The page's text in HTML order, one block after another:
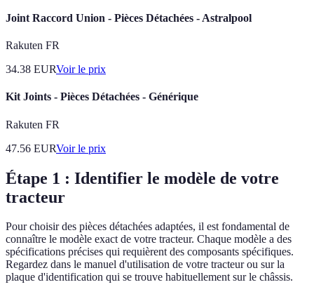
Joint Raccord Union - Pièces Détachées - Astralpool
Rakuten FR
34.38 EURVoir le prix
Kit Joints - Pièces Détachées - Générique
Rakuten FR
47.56 EURVoir le prix
Étape 1 : Identifier le modèle de votre
tracteur
Pour choisir des pièces détachées adaptées, il est fondamental de
connaître le modèle exact de votre tracteur. Chaque modèle a des
spécifications précises qui requièrent des composants spécifiques.
Regardez dans le manuel d'utilisation de votre tracteur ou sur la
plaque d'identification qui se trouve habituellement sur le châssis.